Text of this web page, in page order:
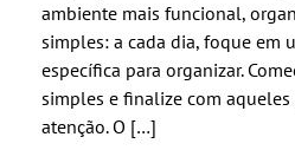
ambiente mais funcional,
simples: a cada dia, foque em
específica para organizar.
simples e finalize com
atenção. O […]